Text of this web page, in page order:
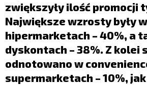
OPINIE I KOMENTARZE
zwiększyły ilość promocji
Największe wzrosty były w
hipermarketach – 40%, a
dyskontach – 38%. Z kolei
odnotowano w
supermarketach – 10%,